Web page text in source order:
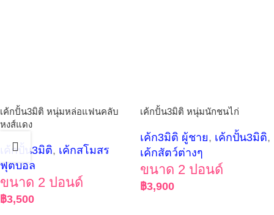
เค้กปั้น3มิติ หนุ่มหล่อแฟนคลับ
หงส์แดง
เค้กปั้น3มิติ, เค้กสโมสร
ฟุตบอล
ขนาด 2 ปอนด์
฿3,500
เค้กปั้น3มิติ หนุ่มนักชนไก่
เค้ก3มิติ ผู้ชาย, เค้กปั้น3มิติ,
เค้กสัตว์ต่างๆ
ขนาด 2 ปอนด์
฿3,900